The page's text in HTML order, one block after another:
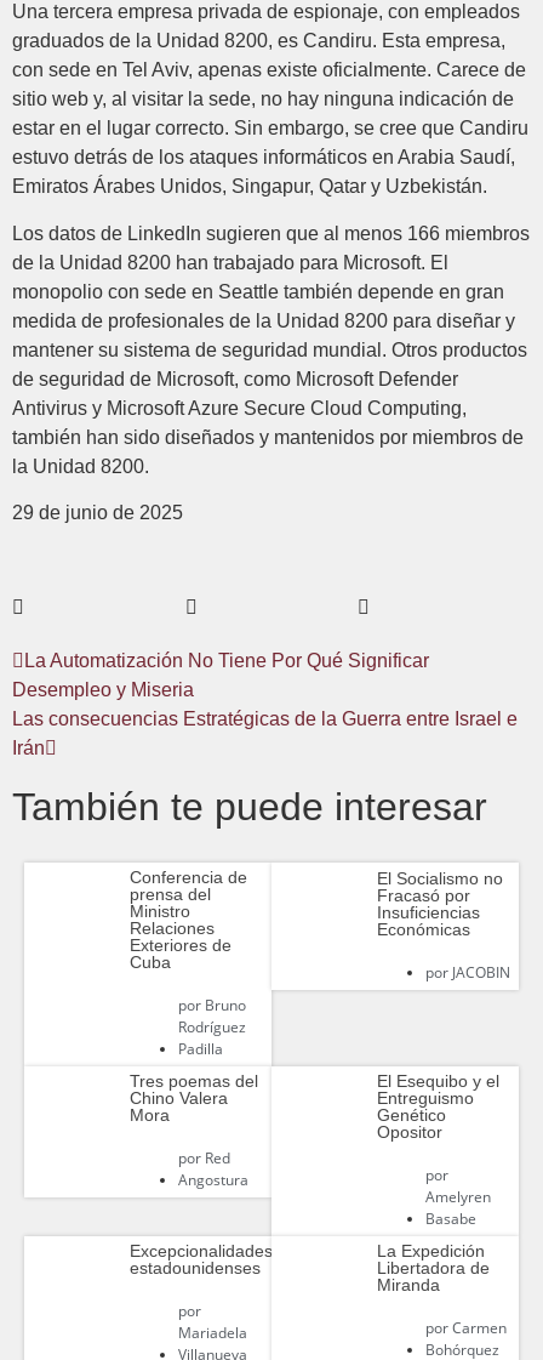
Una tercera empresa privada de espionaje, con empleados
graduados de la Unidad 8200, es Candiru. Esta empresa,
con sede en Tel Aviv, apenas existe oficialmente. Carece de
sitio web y, al visitar la sede, no hay ninguna indicación de
estar en el lugar correcto. Sin embargo, se cree que Candiru
estuvo detrás de los ataques informáticos en Arabia Saudí,
Emiratos Árabes Unidos, Singapur, Qatar y Uzbekistán.
Los datos de LinkedIn sugieren que al menos 166 miembros
de la Unidad 8200 han trabajado para Microsoft. El
monopolio con sede en Seattle también depende en gran
medida de profesionales de la Unidad 8200 para diseñar y
mantener su sistema de seguridad mundial. Otros productos
de seguridad de Microsoft, como Microsoft Defender
Antivirus y Microsoft Azure Secure Cloud Computing,
también han sido diseñados y mantenidos por miembros de
la Unidad 8200.
29 de junio de 2025
La Automatización No Tiene Por Qué Significar
Desempleo y Miseria
Las consecuencias Estratégicas de la Guerra entre Israel e
Irán
También te puede interesar
Conferencia de
prensa del
Ministro
Relaciones
Exteriores de
Cuba
porBruno
Rodríguez
Padilla
El Socialismo no
Fracasó por
Insuficiencias
Económicas
porJACOBIN
Tres poemas del
Chino Valera
Mora
porRed
Angostura
El Esequibo y el
Entreguismo
Genético
Opositor
por
Amelyren
Basabe
Excepcionalidades
estadounidenses
por
Mariadela
Villanueva
La Expedición
Libertadora de
Miranda
porCarmen
Bohórquez